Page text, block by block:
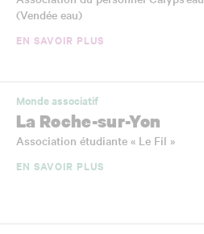
(Vendée eau)
EN SAVOIR PLUS
Monde associatif
La Roche-sur-Yon
Association étudiante « Le Fil »
EN SAVOIR PLUS